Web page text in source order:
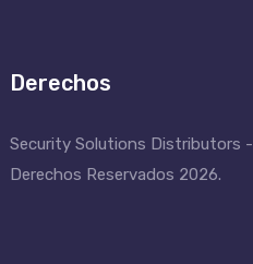
Derechos
Security Solutions Distributors -
Derechos Reservados 2026.